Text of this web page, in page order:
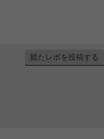
観たレポを投稿する